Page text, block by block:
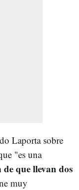
Laporta sobre
"es una
que llevan dos
muy